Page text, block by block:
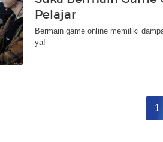
Pelajar
Bermain game online memiliki
ya!
1